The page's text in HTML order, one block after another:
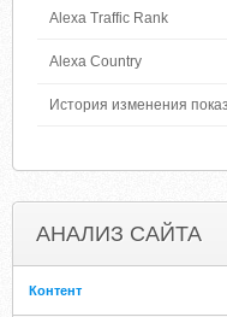
Alexa Traffic Rank
Alexa Country
История изменения
АНАЛИЗ САЙТА
Контент